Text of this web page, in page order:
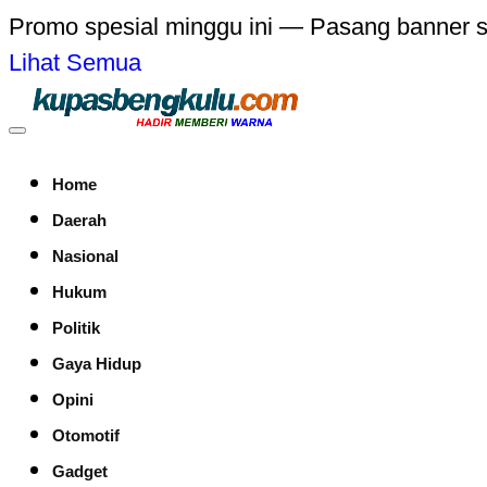
Promo spesial minggu ini — Pasang banner
Lihat Semua
Home
Daerah
Nasional
Hukum
Politik
Gaya Hidup
Opini
Otomotif
Gadget